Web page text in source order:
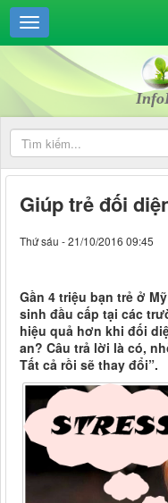
Giúp trẻ đối
Thứ sáu - 21/10/2016 09:45
Gần 4 triệu bạn trẻ ở
sinh đầu cấp tại các
hiệu quả hơn khi đối
an? Câu trả lời là có,
Tất cả rồi sẽ thay đổi”.